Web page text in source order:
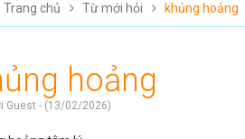
Trang chủ Từ mới hỏi khủng hoảng
hoảng
Guest - (13/02/2026)